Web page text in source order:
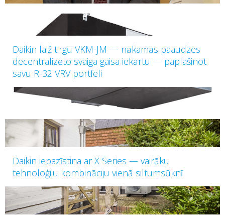
Daikin laiž tirgū VKM-JM — nākamās paaudzes
decentralizēto svaiga gaisa iekārtu — paplašinot
savu R-32 VRV portfeli
Daikin iepazīstina ar X Series — vairāku
tehnoloģiju kombināciju vienā siltumsūknī